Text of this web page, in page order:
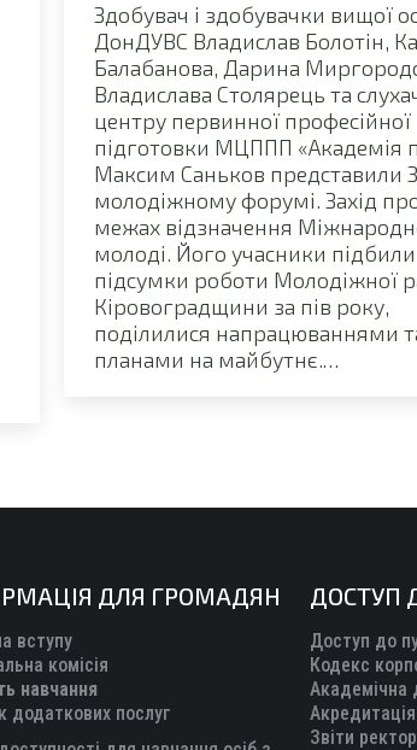
Здобувач і здобувачки вищої
ДонДУВС Владислав Болотін,
Балабанова, Дарина
Владислава Столярець та
центру первинної професійної
підготовки МЦППП «Академія
Максим Саньков представили
молодіжному форумі. Захід
межах відзначення
молоді. Його учасники підбили
підсумки роботи Молодіжної
Кіровоградщини за пів року,
поділилися напрацюваннями
планами на майбутнє.…
ДЛЯ ГРОМАДЯН
вступу
комісія
навчання
додаткових послуг
ДОСТУП
Доступ до
Кодекс
Академічна
Акредитація
Звіти